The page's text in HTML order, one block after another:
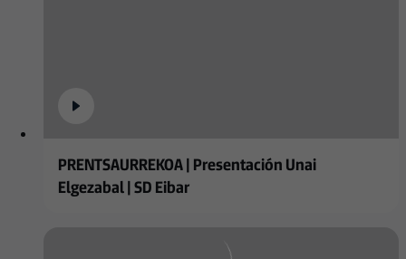
PRENTSAURREKOA | Presentación Unai
Elgezabal | SD Eibar